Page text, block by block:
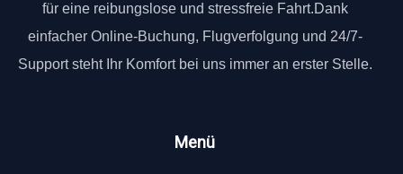
für eine reibungslose und stressfreie Fahrt.Dank
einfacher Online-Buchung, Flugverfolgung und 24/7-
Support steht Ihr Komfort bei uns immer an erster Stelle.
Menü